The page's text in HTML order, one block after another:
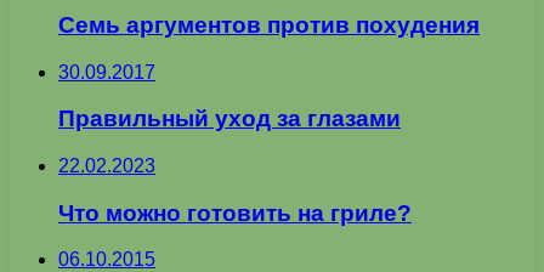
Семь аргументов против похудения
30.09.2017
Правильный уход за глазами
22.02.2023
Что можно готовить на гриле?
06.10.2015